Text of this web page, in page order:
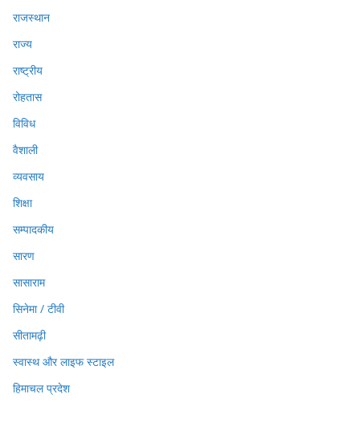
राजस्थान
राज्य
राष्ट्रीय
रोहतास
विविध
वैशाली
व्यवसाय
शिक्षा
सम्पादकीय
सारण
सासाराम
सिनेमा / टीवी
सीतामढ़ी
स्वास्थ और लाइफ स्टाइल
हिमाचल प्रदेश